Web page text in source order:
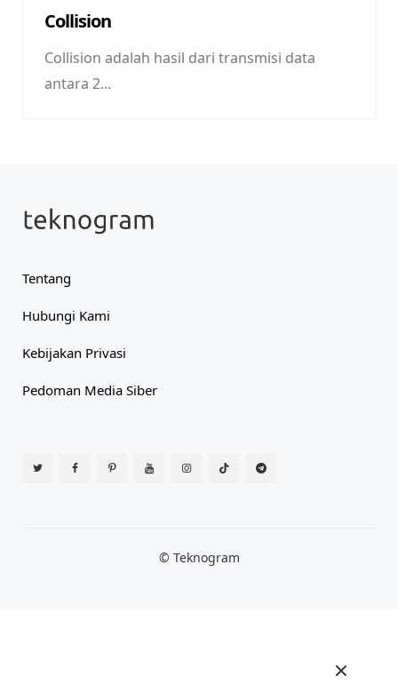
Collision
Collision adalah hasil dari transmisi data
antara 2...
Tentang
Hubungi Kami
Kebijakan Privasi
Pedoman Media Siber
© Teknogram